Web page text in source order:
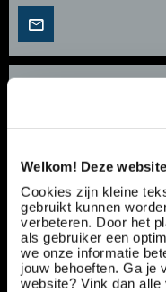
Welkom! Deze
Cookies zijn kleine
gebruikt kunnen
verbeteren. Door het
als gebruiker een
we onze informatie
jouw behoeften. Ga je
website? Vink dan alle
Junior Software
Instellen van
€4.474
Vacancy number:
175567
Specialization:
Contract type:
Project
Share or save this